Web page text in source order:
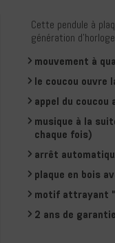
Cette pendule à
génération
mouvement à
le coucou ouvre
appel du coucou
musique à la
chaque fois)
arrêt
plaque en bois
motif attrayant
2 ans de garantie